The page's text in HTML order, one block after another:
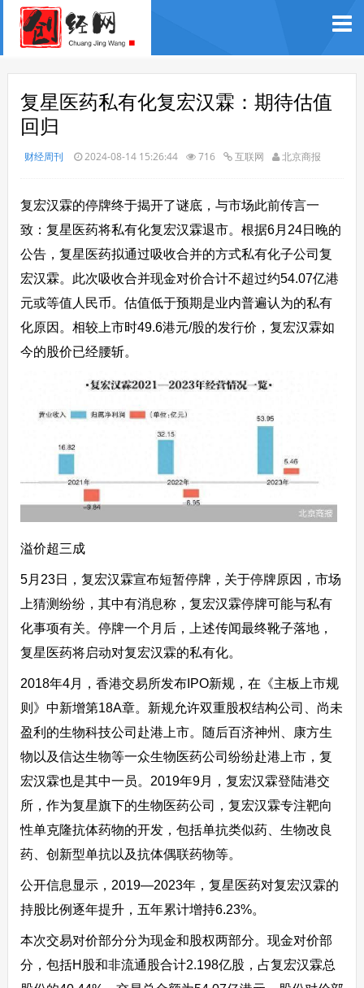
复星医药私有化复宏汉霖：期待估值
回归
财经周刊 2024-08-14 15:26:44 716 互联网 北京商报
复宏汉霖的停牌终于揭开了谜底，与市场此前传言一
致：复星医药将私有化复宏汉霖退市。根据6月24日晚的
公告，复星医药拟通过吸收合并的方式私有化子公司复
宏汉霖。此次吸收合并现金对价合计不超过约54.07亿港
元或等值人民币。估值低于预期是业内普遍认为的私有
化原因。相较上市时49.6港元/股的发行价，复宏汉霖如
今的股价已经腰斩。
溢价超三成
5月23日，复宏汉霖宣布短暂停牌，关于停牌原因，市场
上猜测纷纷，其中有消息称，复宏汉霖停牌可能与私有
化事项有关。停牌一个月后，上述传闻最终靴子落地，
复星医药将启动对复宏汉霖的私有化。
2018年4月，香港交易所发布IPO新规，在《主板上市规
则》中新增第18A章。新规允许双重股权结构公司、尚未
盈利的生物科技公司赴港上市。随后百济神州、康方生
物以及信达生物等一众生物医药公司纷纷赴港上市，复
宏汉霖也是其中一员。2019年9月，复宏汉霖登陆港交
所，作为复星旗下的生物医药公司，复宏汉霖专注靶向
性单克隆抗体药物的开发，包括单抗类似药、生物改良
药、创新型单抗以及抗体偶联药物等。
公开信息显示，2019—2023年，复星医药对复宏汉霖的
持股比例逐年提升，五年累计增持6.23%。
本次交易对价部分分为现金和股权两部分。现金对价部
分，包括H股和非流通股合计2.198亿股，占复宏汉霖总